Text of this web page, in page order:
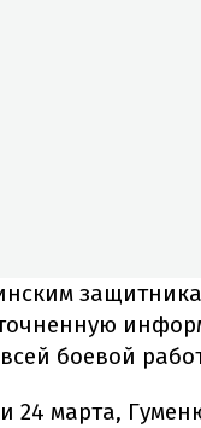
боевой
24 марта,